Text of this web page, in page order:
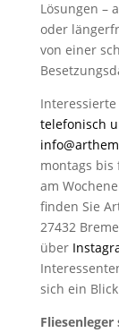
Lösungen –
oder
von einer
telefonisch
montags bis
am
finden Sie
27432
über
sich ein